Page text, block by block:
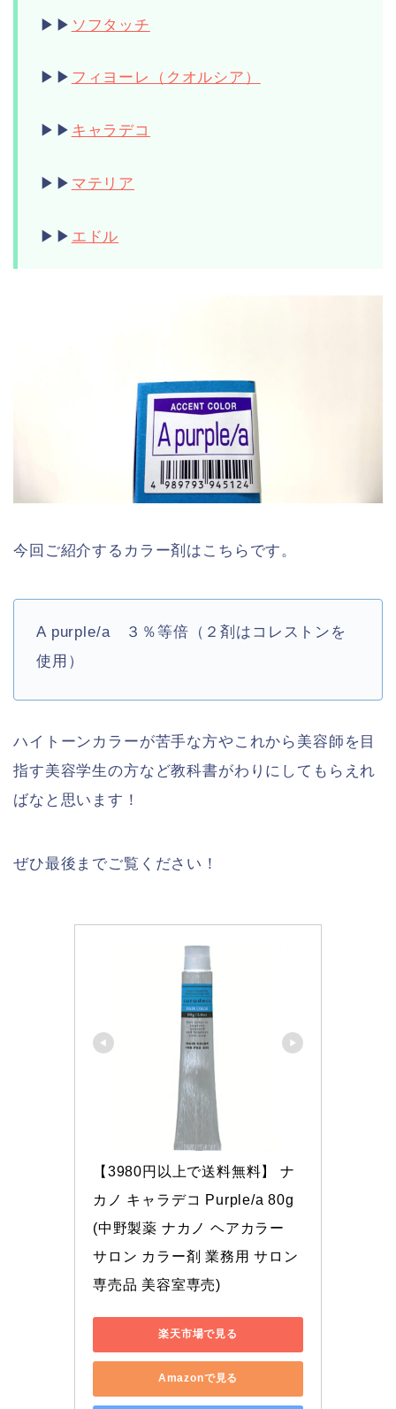
▶︎▶︎ ソフタッチ
▶︎▶︎ フィヨーレ（クオルシア）
▶︎▶︎ キャラデコ
▶︎▶︎ マテリア
▶︎▶︎ エドル
今回ご紹介するカラー剤はこちらです。
A purple/a ３％等倍（２剤はコレストンを
使用）
ハイトーンカラーが苦手な方やこれから美容師を目
指す美容学生の方など教科書がわりにしてもらえれ
ばなと思います！
ぜひ最後までご覧ください！
【3980円以上で送料無料】 ナ
カノ キャラデコ Purple/a 80g
(中野製薬 ナカノ ヘアカラー
サロン カラー剤 業務用 サロン
専売品 美容室専売)
楽天市場で見る
Amazonで見る